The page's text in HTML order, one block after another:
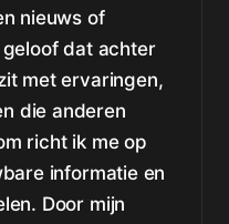
nieuws of
dat achter
met ervaringen,
die anderen
richt ik me op
informatie en
Door mijn